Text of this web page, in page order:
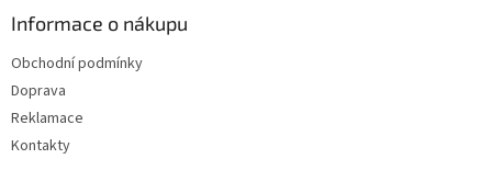
Informace o nákupu
Obchodní podmínky
Doprava
Reklamace
Kontakty